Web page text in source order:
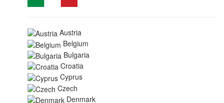
Austria
Belgium
Bulgaria
Croatia
Cyprus
Czech
Denmark